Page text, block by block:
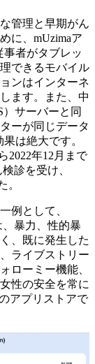
管理と早期がん
に、mUzimaア
事者がタブレッ
できるモバイル
ンはインターネ
ます。また、中
サーバーと同
ーが同じデータ
は絶大です。
2022年12月まで
診を受け、
。
例として、
暴力、性的暴
、既に発生した
ライブストリー
ローミー機能、
性の安全を常に
アプリストアで